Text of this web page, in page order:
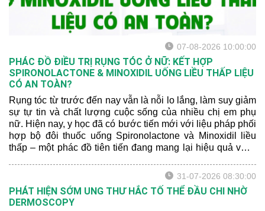
07-08-2026 10:00:00
PHÁC ĐỒ ĐIỀU TRỊ RỤNG TÓC Ở NỮ: KẾT HỢP
SPIRONOLACTONE & MINOXIDIL UỐNG LIỀU THẤP LIỆU
CÓ AN TOÀN?
Rụng tóc từ trước đến nay vẫn là nỗi lo lắng, làm suy giảm
sự tự tin và chất lượng cuộc sống của nhiều chị em phụ
nữ. Hiện nay, y học đã có bước tiến mới với liệu pháp phối
hợp bộ đôi thuốc uống Spironolactone và Minoxidil liều
thấp – một phác đồ tiên tiến đang mang lại hiệu quả vượt
31-07-2026 08:30:00
PHÁT HIỆN SỚM UNG THƯ HẮC TỐ THỂ ĐẦU CHI NHỜ
DERMOSCOPY